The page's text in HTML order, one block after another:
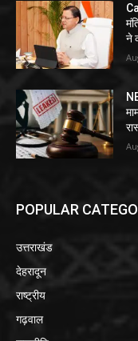
ने
POPULAR
उत्तराखंड
देहरादून
राष्ट्रीय
गढ़वाल